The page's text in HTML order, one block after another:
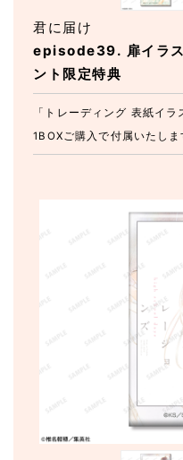
episode39. 扉イラス
ント限定特典
君に届け
「トレーディング 表紙イ
1BOXご購入で付属いたしま